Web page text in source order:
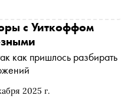
2025 г.
с Уиткоффом
как пришлось разбирать